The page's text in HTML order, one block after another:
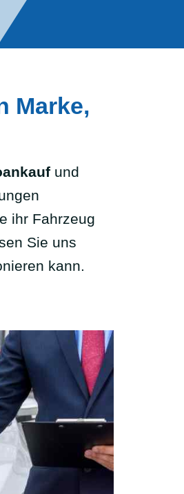
Marke,
und
ihr Fahrzeug
Sie uns
kann.